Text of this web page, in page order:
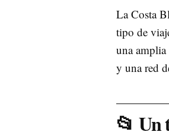
La Costa
tipo de
una amplia
y una red
📂 Un